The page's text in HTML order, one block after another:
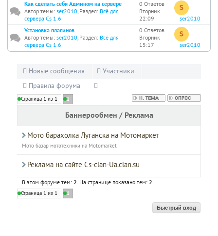
Как сделать себя Админом на сервере
Автор темы: ser2010, Раздел: Всё для
сервера Cs 1.6
0 Ответов
Вторник
22:09
ser2010
Установка плагинов
Автор темы: ser2010, Раздел: Всё для
сервера Cs 1.6
0 Ответов
Вторник
15:17
ser2010
Новые сообщения
Участники
Правила форума
Страница 1 из 1 1
Баннерообмен / Реклама
Мото барахолка Луганска на Мотомаркет
Мото базар мототехники на Motomarket
Реклама на сайте Cs-clan-Ua.clan.su
В этом форуме тем: 2. На странице показано тем: 2.
Страница 1 из 1 1